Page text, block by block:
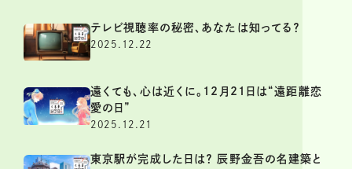
テレビ視聴率の秘密、あなたは知ってる？
2025.12.22
遠くても、心は近くに。12月21日は“遠距離恋
愛の日”
2025.12.21
東京駅が完成した日は？ 辰野金吾の名建築と